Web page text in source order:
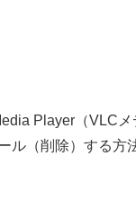
Player（VLCメ
ル（削除）する方